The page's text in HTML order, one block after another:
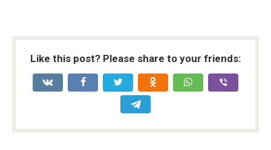
Like this post? Please share to your friends: